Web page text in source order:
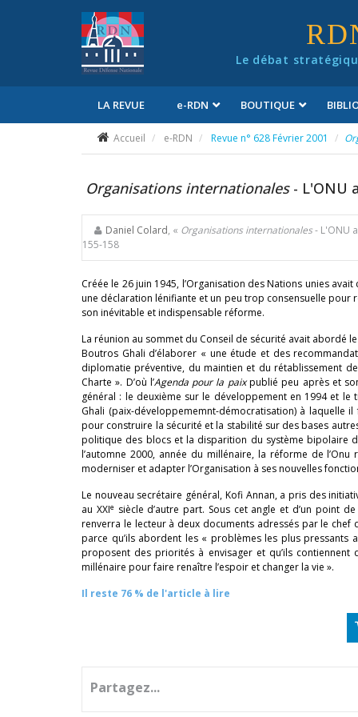
Le débat
LA REVUE e-RDN BOUTIQUE
Accueil e-RDN Revue n° 628 Février 2001
Organisations internationales- L'ONU
Daniel Colard, « Organisations internationales- L'ONU
155-158
Créée le 26 juin 1945, l’Organisation des Nations unies
une déclaration lénifiante et un peu trop consensuelle
son inévitable et indispensable réforme.
La réunion au sommet du Conseil de sécurité avait abordé
Boutros Ghali d’élaborer « une étude et des
diplomatie préventive, du maintien et du rétablissement
Charte ». D’où l’Agenda pour la paixpublié peu après et
général : le deuxième sur le développement en 1994 et
Ghali (paix-développememnt-démocratisation) à laquelle
pour construire la sécurité et la stabilité sur des bases
politique des blocs et la disparition du système bipolaire
l’automne 2000, année du millénaire, la réforme de
moderniser et adapter l’Organisation à ses nouvelles
Le nouveau secrétaire général, Kofi Annan, a pris des
au XXIesiècle d’autre part. Sous cet angle et d’un point
renverra le lecteur à deux documents adressés par le
parce qu’ils abordent les « problèmes les plus pressants
proposent des priorités à envisager et qu’ils
millénaire pour faire renaître l’espoir et changer la vie ».
Il reste 76 % de l'article à lire
Partagez...